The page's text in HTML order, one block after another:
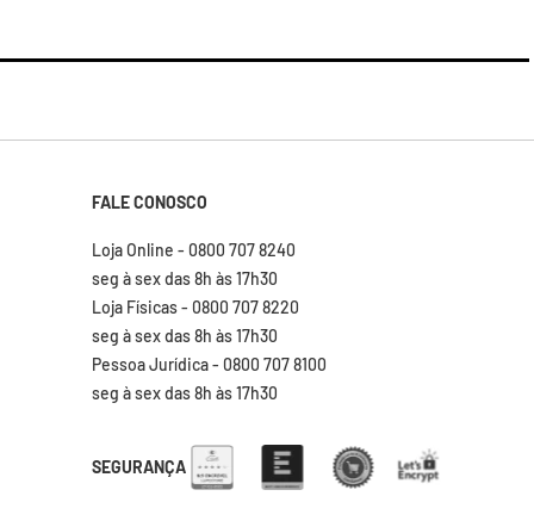
FALE CONOSCO
Loja Online - 0800 707 8240
seg à sex das 8h às 17h30
Loja Físicas - 0800 707 8220
seg à sex das 8h às 17h30
Pessoa Jurídica - 0800 707 8100
seg à sex das 8h às 17h30
SEGURANÇA